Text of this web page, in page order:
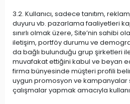
3.2. Kullanıcı, sadece tanıtım,
duyuru vb. pazarlama faaliyetleri
sınırlı olmak üzere, Site’nin sahibi
iletişim, portföy durumu ve
da bağlı bulunduğu grup şirketleri
muvafakat ettiğini kabul ve beyan
firma bünyesinde müşteri profili
uygun promosyon ve kampanyalar
çalışmalar yapmak amacıyla